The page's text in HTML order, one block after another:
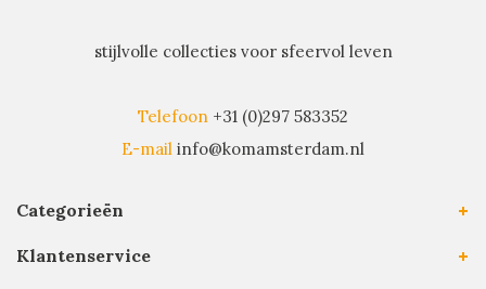
stijlvolle collecties voor sfeervol leven
Telefoon +31 (0)297 583352
E-mail info@komamsterdam.nl
Categorieën
Klantenservice